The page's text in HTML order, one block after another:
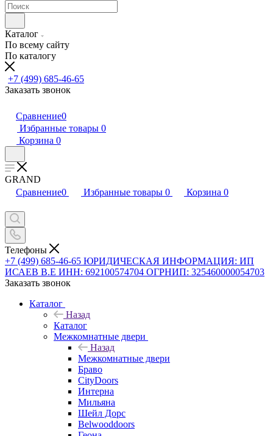
Каталог
По всему сайту
По каталогу
+7 (499) 685-46-65
Заказать звонок
Сравнение0
Избранные товары 0
Корзина 0
GRAND
Сравнение0 Избранные товары 0 Корзина 0
Телефоны
+7 (499) 685-46-65 ЮРИДИЧЕСКАЯ ИНФОРМАЦИЯ: ИП
ИСАЕВ В.Е ИНН: 692100574704 ОГРНИП: 325460000054703
Заказать звонок
Каталог
Назад
Каталог
Межкомнатные двери
Назад
Межкомнатные двери
Браво
CityDoors
Интерна
Мильяна
Шейл Дорс
Belwooddoors